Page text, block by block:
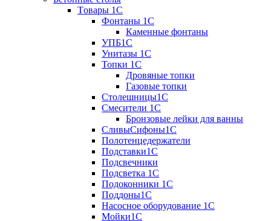
Tовары 1C
Фонтаны 1C
Каменные фонтаны
УПБ1С
Унитазы 1С
Топки 1С
Дровяные топки
Газовые топки
Столешницы1С
Смесители 1С
Бронзовые лейки для ванны
СливыСифоны1С
Полотенцедержатели
Подставки1С
Подсвечники
Подсветка 1С
Подоконники 1С
Поддоны1С
Насосное оборудование 1С
Мойки1С